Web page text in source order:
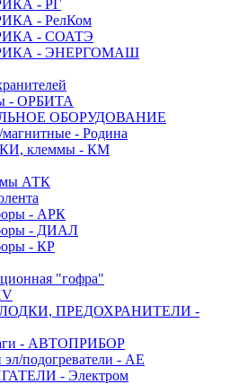
- РГ
- РелКом
- СОАТЭ
- ЭНЕРГОМАШ
- ОРБИТА
ОБОРУДОВАНИЕ
- Родина
клеммы - КМ
АТК
- АРК
- ДИАЛ
- КР
"гофра"
ПРЕДОХРАНИТЕЛИ -
- АВТОПРИБОР
эл/подогреватели - АЕ
- Электром